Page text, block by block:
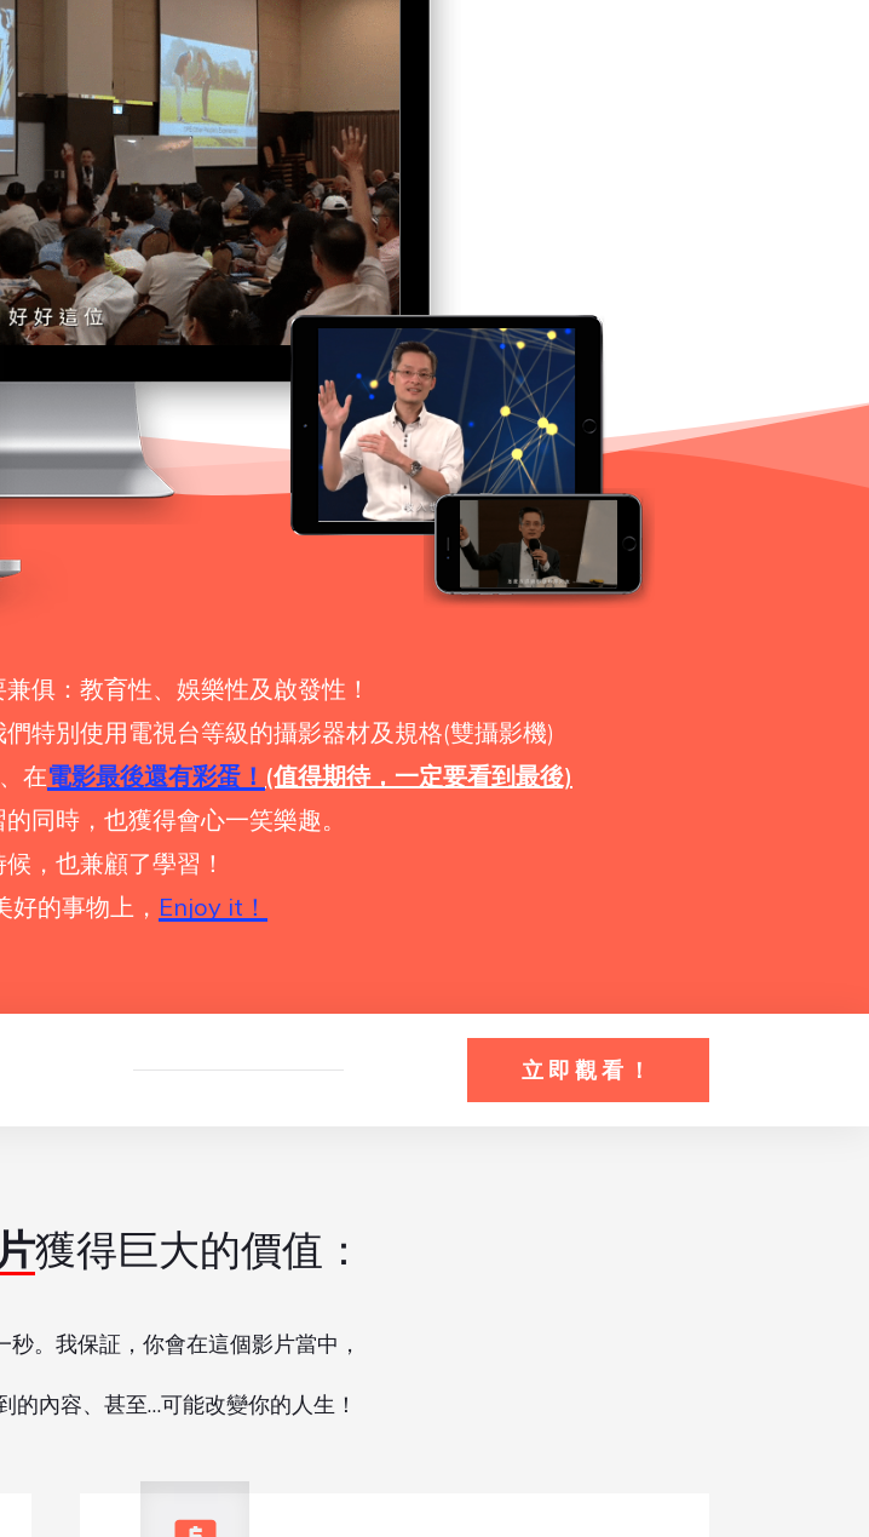
俱：教育性、娛樂性及啟發性！
特別使用電視台等級的攝影器材及規格(雙攝影機)
在電影最後還有彩蛋！ (值得期待，一定要看到最後)
同時，也獲得會心一笑樂趣。
，也兼顧了學習！
的事物上， Enjoy it！
立即觀看！
獲得巨大的價值：
。我保証，你會在這個影片當中，
的內容、甚至…可能改變你的人生！